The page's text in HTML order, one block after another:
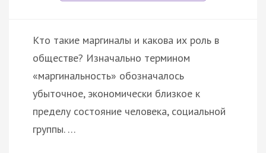
Кто такие маргиналы и какова их роль в
обществе? Изначально термином
«маргинальность» обозначалось
убыточное, экономически близкое к
пределу состояние человека, социальной
группы. …